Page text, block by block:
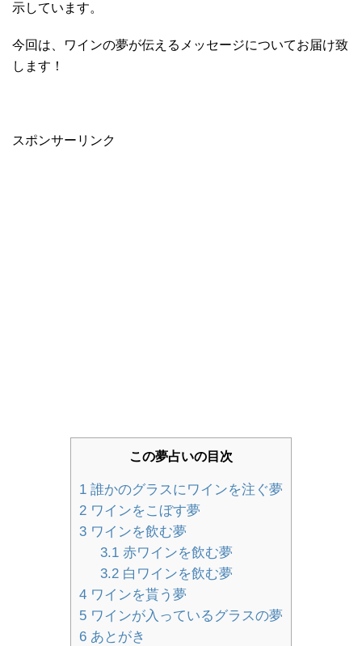
示しています。
今回は、ワインの夢が伝えるメッセージについてお届け致
します！
スポンサーリンク
この夢占いの目次
1 誰かのグラスにワインを注ぐ夢
2 ワインをこぼす夢
3 ワインを飲む夢
3.1赤ワインを飲む夢
3.2白ワインを飲む夢
4 ワインを貰う夢
5 ワインが入っているグラスの夢
6 あとがき